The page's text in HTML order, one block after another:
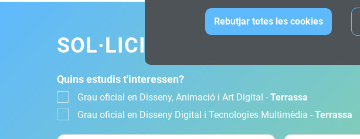
Rebutjar totes les cookies
SOL·LICITA INFORMACIÓ
Quins estudis t'interessen?
Grau oficial en Disseny, Animació i Art Digital - Terrassa
Grau oficial en Disseny Digital i Tecnologies Multimèdia - Terrassa